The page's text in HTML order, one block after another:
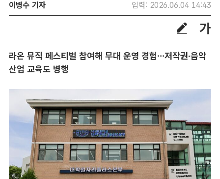
이병수 기자 입력: 2026.06.04 14:43
라온 뮤직 페스티벌 참여해 무대 운영 경험…저작권·음악
산업 교육도 병행